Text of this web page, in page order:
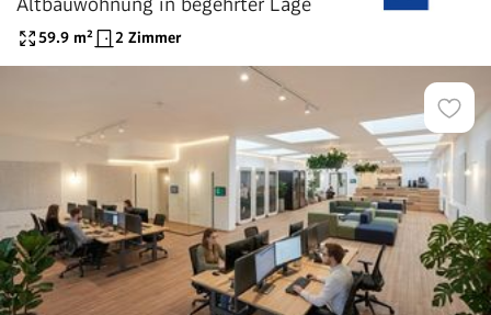
59.9 m² 2 Zimmer